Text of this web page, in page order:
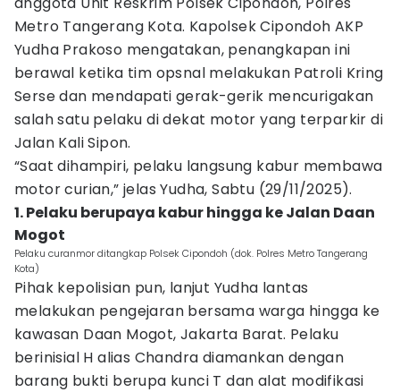
Metro Tangerang Kota. Kapolsek Cipondoh AKP
Yudha Prakoso mengatakan, penangkapan ini
berawal ketika tim opsnal melakukan Patroli Kring
Serse dan mendapati gerak-gerik mencurigakan
salah satu pelaku di dekat motor yang terparkir di
Jalan Kali Sipon.
“Saat dihampiri, pelaku langsung kabur membawa
motor curian,” jelas Yudha, Sabtu (29/11/2025).
1. Pelaku berupaya kabur hingga ke Jalan Daan
Mogot
Pelaku curanmor ditangkap Polsek Cipondoh (dok. Polres Metro Tangerang
Kota)
Pihak kepolisian pun, lanjut Yudha lantas
melakukan pengejaran bersama warga hingga ke
kawasan Daan Mogot, Jakarta Barat. Pelaku
berinisial H alias Chandra diamankan dengan
barang bukti berupa kunci T dan alat modifikasi